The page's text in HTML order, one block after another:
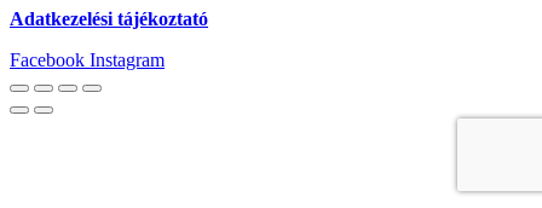
Adatkezelési tájékoztató
Facebook Instagram